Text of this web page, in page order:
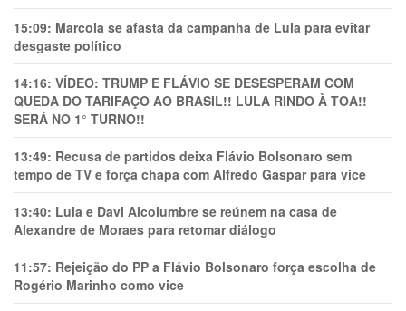
15:09: Marcola se afasta da campanha de Lula para evitar
desgaste político
14:16: VÍDEO: TRUMP E FLÁVIO SE DESESPERAM COM
QUEDA DO TARIFAÇO AO BRASIL!! LULA RINDO À TOA!!
SERÁ NO 1° TURNO!!
13:49: Recusa de partidos deixa Flávio Bolsonaro sem
tempo de TV e força chapa com Alfredo Gaspar para vice
13:40: Lula e Davi Alcolumbre se reúnem na casa de
Alexandre de Moraes para retomar diálogo
11:57: Rejeição do PP a Flávio Bolsonaro força escolha de
Rogério Marinho como vice